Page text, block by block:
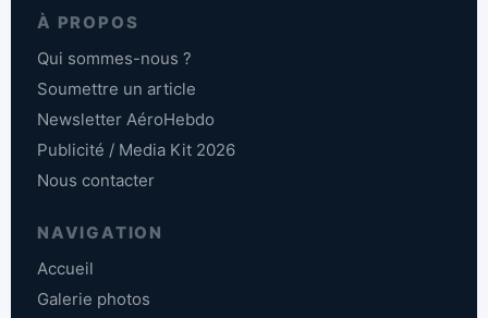
À PROPOS
Qui sommes-nous ?
Soumettre un article
Newsletter AéroHebdo
Publicité / Media Kit 2026
Nous contacter
NAVIGATION
Accueil
Galerie photos